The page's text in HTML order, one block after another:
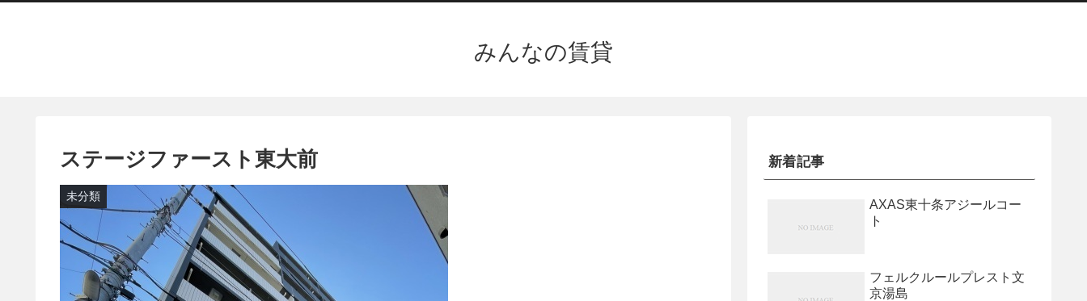
みんなの賃貸
ステージファースト東大前
未分類
新着記事
AXAS東十条アジールコー
ト
フェルクルールプレスト文
京湯島